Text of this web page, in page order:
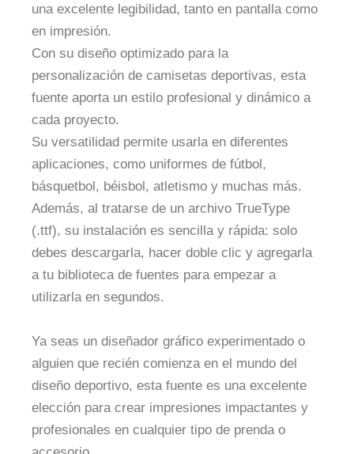
una excelente legibilidad, tanto en pantalla como
en impresión.
Con su diseño optimizado para la
personalización de camisetas deportivas, esta
fuente aporta un estilo profesional y dinámico a
cada proyecto.
Su versatilidad permite usarla en diferentes
aplicaciones, como uniformes de fútbol,
básquetbol, béisbol, atletismo y muchas más.
Además, al tratarse de un archivo TrueType
(.ttf), su instalación es sencilla y rápida: solo
debes descargarla, hacer doble clic y agregarla
a tu biblioteca de fuentes para empezar a
utilizarla en segundos.
Ya seas un diseñador gráfico experimentado o
alguien que recién comienza en el mundo del
diseño deportivo, esta fuente es una excelente
elección para crear impresiones impactantes y
profesionales en cualquier tipo de prenda o